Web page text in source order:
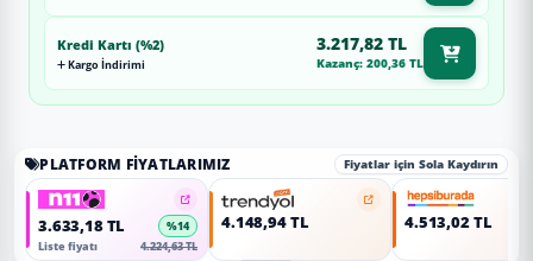
Kredi Kartı (%2)
Kargo İndirimi
3.217,82 TL
Kazanç: 200,36 TL
PLATFORM FIYATLARIMIZ Fiyatlar için Sola Kaydırın
3.633,18 TL
%14
Liste fiyatı
4.224,63 TL
4.148,94 TL 4.513,02 TL